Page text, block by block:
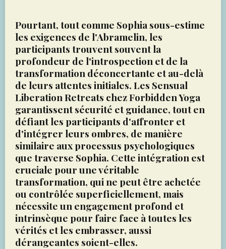
Pourtant, tout comme Sophia sous-estime
les exigences de l'Abramelin, les
participants trouvent souvent la
profondeur de l'introspection et de la
transformation déconcertante et au-delà
de leurs attentes initiales. Les Sensual
Liberation Retreats chez Forbidden Yoga
garantissent sécurité et guidance, tout en
défiant les participants d'affronter et
d'intégrer leurs ombres, de manière
similaire aux processus psychologiques
que traverse Sophia. Cette intégration est
cruciale pour une véritable
transformation, qui ne peut être achetée
ou contrôlée superficiellement, mais
nécessite un engagement profond et
intrinsèque pour faire face à toutes les
vérités et les embrasser, aussi
dérangeantes soient-elles.